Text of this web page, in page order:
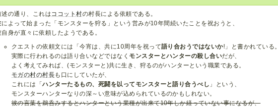
述の通り、これはココット村の村長による依頼である。
によって始まった「モンスターを狩る」という営みが10年間続いたことを祝おうと、
自身が直々に依頼したようである。
クエストの依頼文には「今宵は、共に10周年を祝って語り合おうではないか!」と書かれている。
実際に行われるのは語り合いなどではなく モンスターとハンターの殺し合いだが、
よく考えてみれば、(モンスターと)共に生き、狩るのがハンターという職業である。
モガの村の村長も口にしていたが、
これには「ハンターたるもの、死闘を以ってモンスターと語り合うべし 」という、
モンスターハンターなりの深～い意味が込められているのかもしれない。
彼の言葉を鵜呑みするとハンターという業種が出来て10年しか経っていない事になるが、